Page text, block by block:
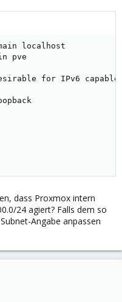
localhost
pve
for IPv6 capable
dass Proxmox intern
24 agiert? Falls dem so
Angabe anpassen